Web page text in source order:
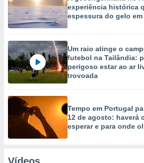
experiência histórica
espessura do gelo em
Um raio atinge o
futebol na Tailândia:
perigoso estar ao ar
trovoada
Tempo em Portugal
12 de agosto: haverá
esperar e para onde